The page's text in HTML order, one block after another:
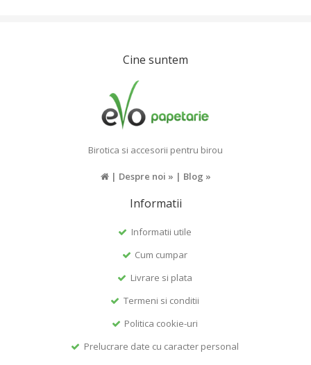
Cine suntem
Birotica si accesorii pentru birou
| Despre noi » | Blog »
Informatii
Informatii utile
Cum cumpar
Livrare si plata
Termeni si conditii
Politica cookie-uri
Prelucrare date cu caracter personal